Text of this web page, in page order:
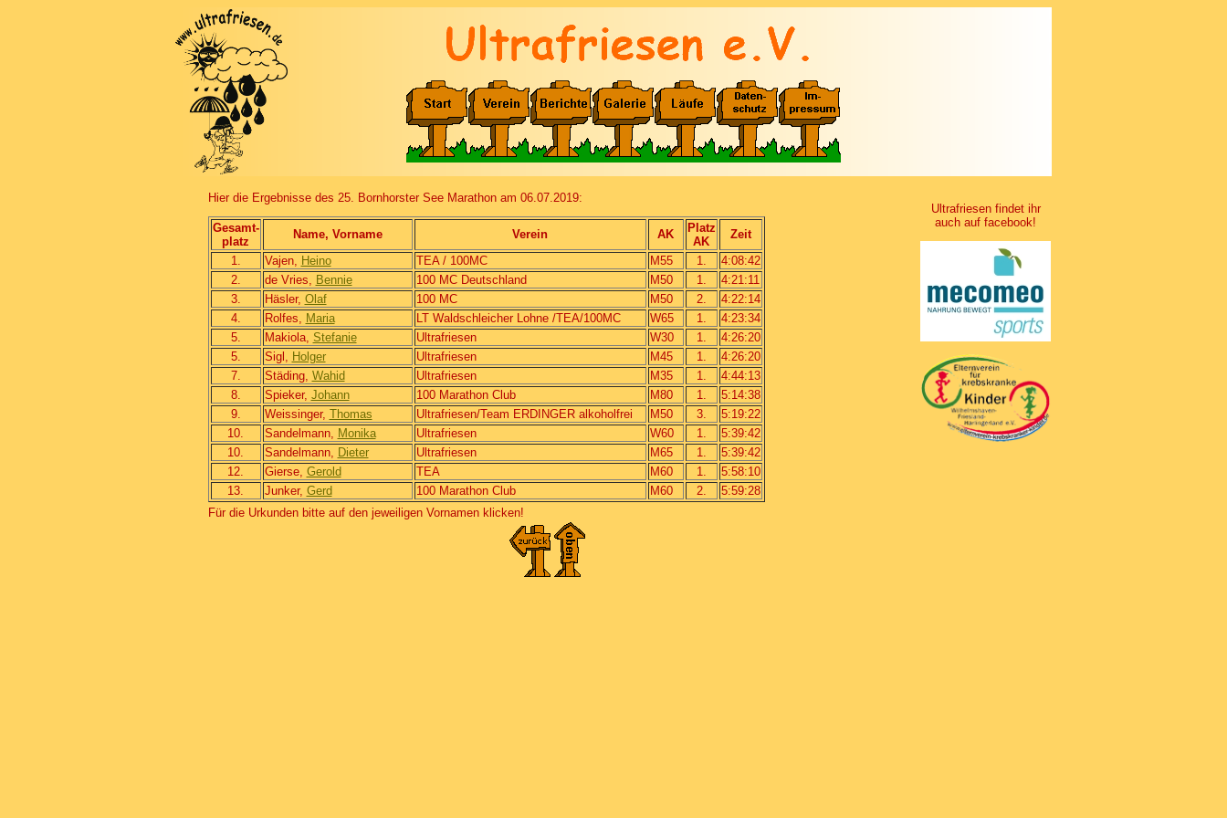
Ultrafriesen findet ihr
auch auf facebook!
Hier die Ergebnisse des 25. Bornhorster See Marathon am 06.07.2019:
Gesamt-
platz
Name, Vorname Verein AK
Platz
AK
Zeit
1.
Vajen, Heino TEA / 100MC M55 1.
4:08:42
2.
de Vries, Bennie 100 MC Deutschland M50 1.
4:21:11
3.
Häsler, Olaf 100 MC M50 2.
4:22:14
4.
Rolfes, Maria LT Waldschleicher Lohne /TEA/100MC W65 1.
4:23:34
5.
Makiola, Stefanie Ultrafriesen W30 1.
4:26:20
5.
Sigl, Holger Ultrafriesen M45 1.
4:26:20
7.
Städing, Wahid Ultrafriesen M35 1.
4:44:13
8.
Spieker, Johann 100 Marathon Club M80 1.
5:14:38
9.
Weissinger, Thomas Ultrafriesen/Team ERDINGER alkoholfrei M50 3.
5:19:22
10.
Sandelmann, Monika Ultrafriesen W60 1.
5:39:42
10.
Sandelmann, Dieter Ultrafriesen M65 1.
5:39:42
12.
Gierse, Gerold TEA M60 1.
5:58:10
13.
Junker, Gerd 100 Marathon Club M60 2.
5:59:28
Für die Urkunden bitte auf den jeweiligen Vornamen klicken!